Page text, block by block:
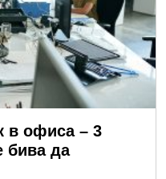
в офиса – 3
бива да